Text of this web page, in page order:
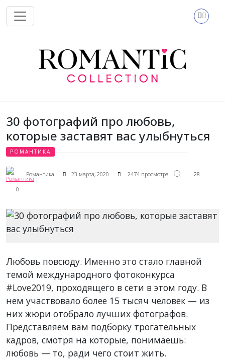
Перейти к основному содержанию
30 фотографий про любовь,
которые заставят вас улыбнуться
РОМАНТИКА
Романтика 23 марта, 2020 2474 просмотра 28
0
Любовь повсюду. Именно это стало главной
темой международного фотоконкурса
#Love2019, проходящего в сети в этом году. В
нем участвовало более 15 тысяч человек — из
них жюри отобрало лучших фотографов.
Представляем вам подборку трогательных
кадров, смотря на которые, понимаешь:
любовь — то, ради чего стоит жить.